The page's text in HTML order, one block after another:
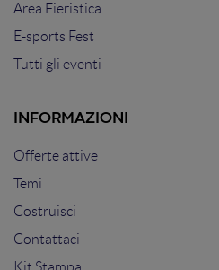
Area Fieristica
E-sports Fest
Tutti gli eventi
INFORMAZIONI
Offerte attive
Temi
Costruisci
Contattaci
Kit Stampa